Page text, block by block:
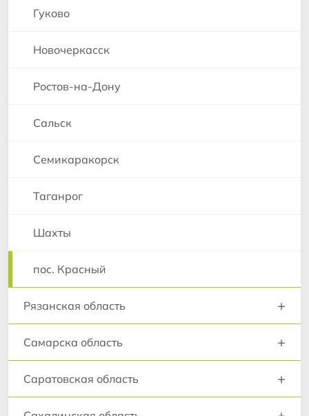
Гуково
Новочеркасск
Ростов-на-Дону
Сальск
Семикаракорск
Таганрог
Шахты
пос. Красный
Рязанская область +
Самарска область +
Саратовская область +